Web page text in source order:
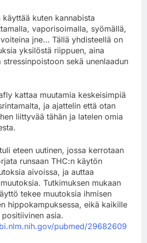
käyttää kuten kannabista
vaporisoimalla, syömällä,
jne… Tällä yhdisteellä on
yksilöstä riippuen, aina
stressinpoistoon sekä unenlaadun
kattaa muutamia keskeisimpiä
ja ajattelin että otan
liittyvää tähän ja latelen omia
tuli eteen uutinen, jossa kerrotaan
runsaan THC:n käytön
aivoissa, ja auttaa
Tutkimuksen mukaan
tekee muutoksia ihmisen
hippokampuksessa, eikä kaikille
asia.
pubmed/29682609